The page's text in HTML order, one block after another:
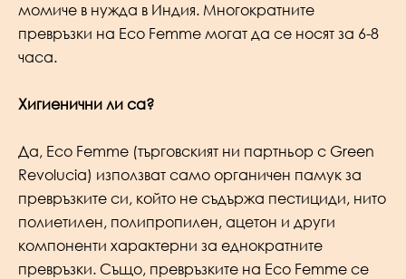
момиче в нужда в Индия. Многократните
превръзки на Eco Femme могат да се носят за 6-8
часа.
Хигиенични ли са?
Да, Eco Femme (търговският ни партньор с Green
Revolucia) използват само органичен памук за
превръзките си, който не съдържа пестициди, нито
полиетилен, полипропилен, ацетон и други
компоненти характерни за еднократните
превръзки. Също, превръзките на Eco Femme се